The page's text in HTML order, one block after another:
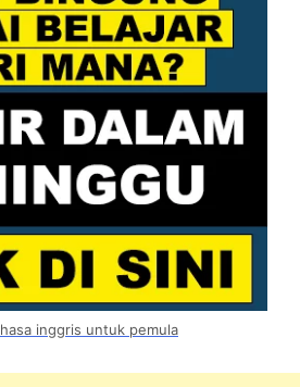
inggris untuk pemula